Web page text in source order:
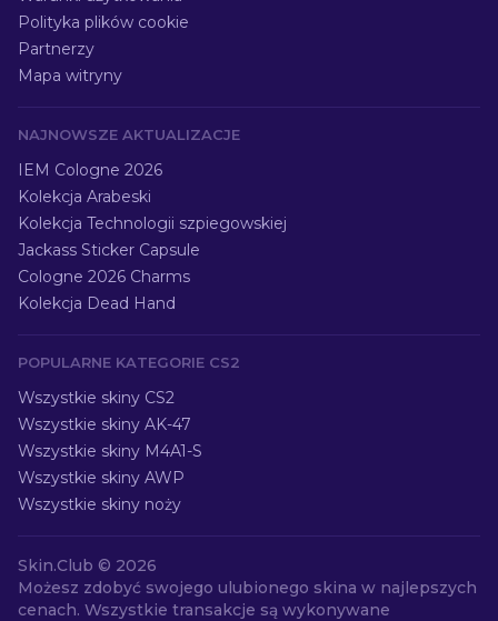
Polityka plików cookie
Partnerzy
Mapa witryny
NAJNOWSZE AKTUALIZACJE
IEM Cologne 2026
Kolekcja Arabeski
Kolekcja Technologii szpiegowskiej
Jackass Sticker Capsule
Cologne 2026 Charms
Kolekcja Dead Hand
POPULARNE KATEGORIE CS2
Wszystkie skiny CS2
Wszystkie skiny AK-47
Wszystkie skiny M4A1-S
Wszystkie skiny AWP
Wszystkie skiny noży
Skin.Club © 2026
Możesz zdobyć swojego ulubionego skina w najlepszych
cenach. Wszystkie transakcje są wykonywane